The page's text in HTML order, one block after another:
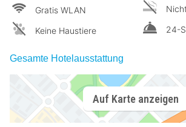
Gratis WLAN
Keine Haustiere
24-
Gesamte Hotelausstattung
Auf Karte anzeigen